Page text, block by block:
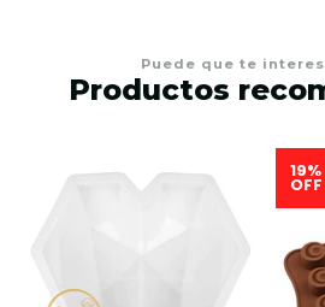
Puede que te
Productos
19%
OFF